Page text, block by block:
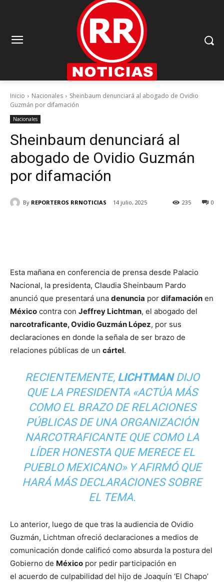
Inicio Nacionales
Sheinbaum denunciará al abogado de Ovidio
Guzmán por difamación
Nacionales
Sheinbaum denunciará al
abogado de Ovidio Guzmán
por difamación
By REPORTEROS RRNOTICIAS 14 julio, 2025 0
235
Esta mañana en conferencia de prensa desde Palacio
Nacional, la presidenta, Claudia Sheinbaum Pardo
anunció que presentará una denuncia por difamación en
México contra con Jeffrey Lichtman, el abogado del
narcotraficante, Ovidio Guzmán López, por sus
declaraciones en donde la señala de ser brazo de
relaciones públicas de un cártel.
RECIENTEMENTE, LICHTMANDIJO
QUE LA PRESIDENTA «ACTÚA MÁS
COMO EL BRAZO DE RELACIONES
PÚBLICAS DE UNA ORGANIZACIÓN
NARCOTRAFICANTE QUE COMO LA
LÍDER HONESTA QUE MERECE EL
PUEBLO MEXICANO» Y AFIRMÓ QUE
HARÁ MÁS DECLARACIONES SOBRE
EL TEMA.
Lo anterior, luego de que tras la audiencia de Ovidio
Guzmán, Lichtman ofreció declaraciones a medios de
comunicación donde calificó como absurda la postura del
Gobierno de México por pedir participación en
el acuerdo de culpabilidad del hijo de Joaquín ‘El Chapo’